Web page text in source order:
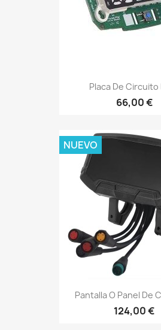
Placa De Circuito
66,00 €
Pantalla O Panel De
124,00 €
NUEVO